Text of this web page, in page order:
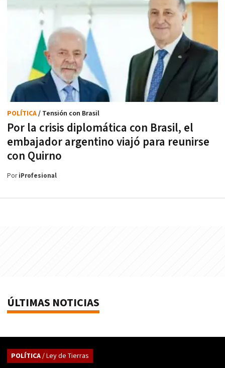
Por la crisis diplomática con Brasil, el
embajador argentino viajó para reunirse
con Quirno
POLÍTICA/ Tensión con Brasil
PoriProfesional
ÚLTIMAS NOTICIAS
POLÍTICA/ Ley de Tierras